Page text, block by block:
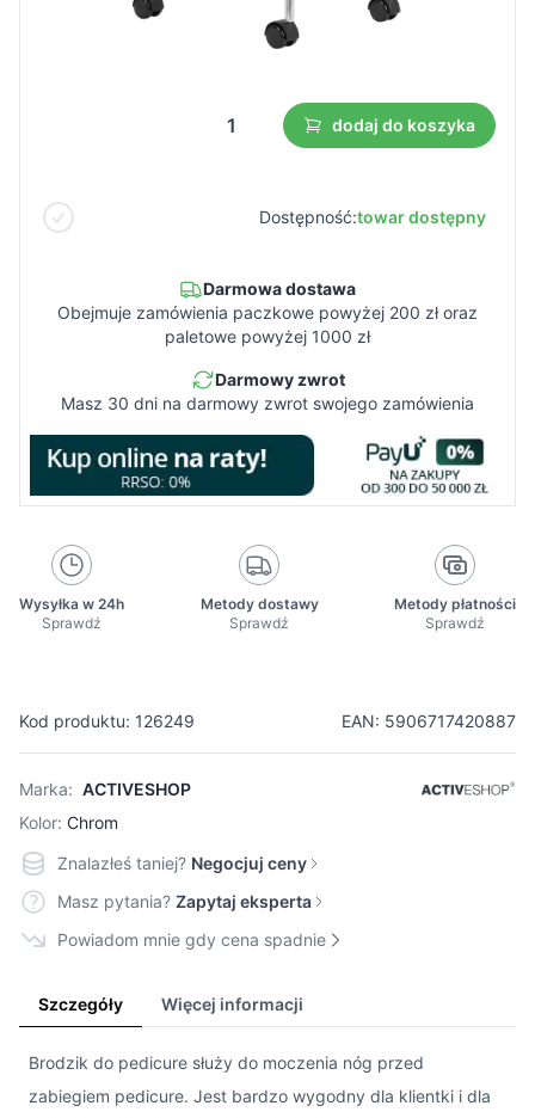
Kod produktu: 126249 EAN: 5906717420887
Marka: ACTIVESHOP
Kolor: Chrom
63,00 €
Najniższa cena z 30 dni przed obniżką:
dodaj do koszyka
Dostępność:towar dostępny
Darmowa dostawa
Obejmuje zamówienia paczkowe powyżej 200 zł oraz
paletowe powyżej 1000 zł
Darmowy zwrot
Masz 30 dni na darmowy zwrot swojego zamówienia
Wysyłka w 24h
Sprawdź
Metody dostawy
Sprawdź
Metody płatności
Sprawdź
Znalazłeś taniej? Negocjuj ceny
Masz pytania? Zapytaj eksperta
Powiadom mnie gdy cena spadnie
Szczegóły Więcej informacji
Brodzik do pedicure służy do moczenia nóg przed
zabiegiem pedicure. Jest bardzo wygodny dla klientki i dla